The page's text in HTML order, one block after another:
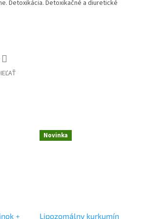
Detoxikácia. Detoxikačné a diuretické
+
Novinka
Lipozomálny kurkumín